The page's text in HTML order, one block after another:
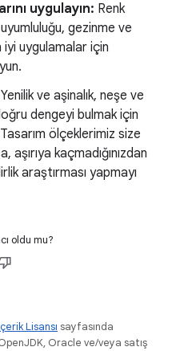
uygulayın: Renk
gezinme ve
uygulamalar için
Yenilik ve aşinalık, neşe ve
dengeyi bulmak için
ölçeklerimiz size
kaçmadığınızdan
araştırması yapmayı
oldu mu?
Lisansı sayfasında
Oracle ve/veya satış